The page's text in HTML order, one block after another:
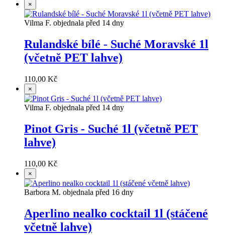
×
Vilma F. objednala před 14 dny
Rulandské bílé - Suché Moravské 1l
(včetně PET lahve)
110,00 Kč
×
Vilma F. objednala před 14 dny
Pinot Gris - Suché 1l (včetně PET
lahve)
110,00 Kč
×
Barbora M. objednala před 16 dny
Aperlino nealko cocktail 1l (stáčené
včetně lahve)